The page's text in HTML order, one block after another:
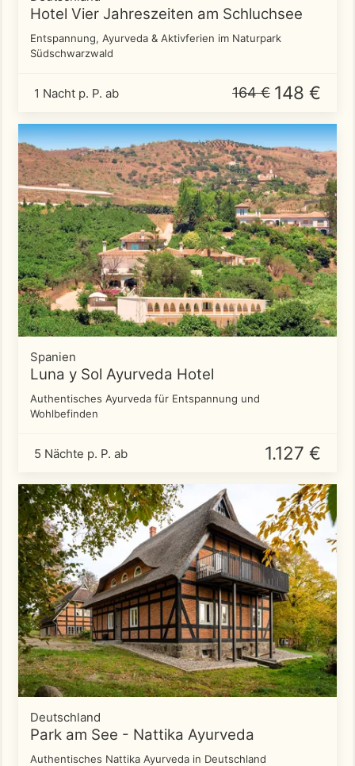
Hotel Vier Jahreszeiten am Schluchsee
Entspannung, Ayurveda & Aktivferien im Naturpark
Südschwarzwald
1 Nacht p. P. ab 164 € 148 €
Spanien
Luna y Sol Ayurveda Hotel
Authentisches Ayurveda für Entspannung und
Wohlbefinden
5 Nächte p. P. ab 1.127 €
Deutschland
Park am See - Nattika Ayurveda
Authentisches Nattika Ayurveda in Deutschland